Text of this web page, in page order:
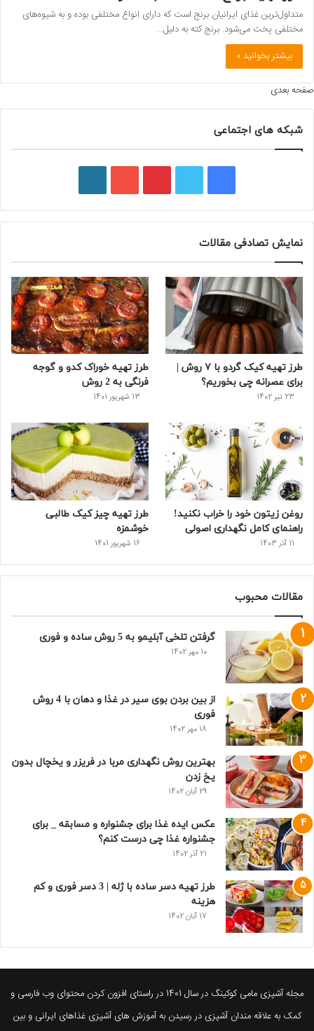
متداول‌ترین غذای ایرانیان برنج است که دارای انواع مختلفی بوده و به شیوه‌های
مختلفی پخت می‌شود. برنج کته به دلیل…
بیشتر بخوانید »
صفحه بعدی
شبکه های اجتماعی
ی
س
ب
و
ک
و
ی
ت
ر
ی
ت
ر
ی
س
ت
و
ی
و
ب
ر
پ
ر
س
نمایش تصادفی مقالات
طرز تهیه کیک گردو با ۷ روش |
برای عصرانه چی بخوریم؟
23 تیر 1402
طرز تهیه خوراک کدو و گوجه
فرنگی به 2 روش
13 شهریور 1401
روغن زیتون خود را خراب نکنید!
راهنمای کامل نگهداری اصولی
11 آذر 1403
طرز تهیه چیز کیک طالبی
خوشمزه
16 شهریور 1401
مقالات محبوب
گرفتن تلخی آبلیمو به 5 روش ساده و فوری
10 مهر 1402
از بین بردن بوی سیر در غذا و دهان با 4 روش
فوری
18 مهر 1402
بهترین روش نگهداری مربا در فریزر و یخچال بدون
یخ زدن
29 آبان 1402
عکس ایده غذا برای جشنواره و مسابقه _ برای
جشنواره غذا چی درست کنم؟
21 آذر 1402
طرز تهیه دسر ساده با ژله | 3 دسر فوری و کم
هزینه
17 آبان 1402
مجله آشپزی مامی کوکینگ در سال 1401 در راستای افزون کردن محتوای وب فارسی و
کمک به علاقه مندان آشپزی در رسیدن به آموزش های آشپزی غذاهای ایرانی و بین